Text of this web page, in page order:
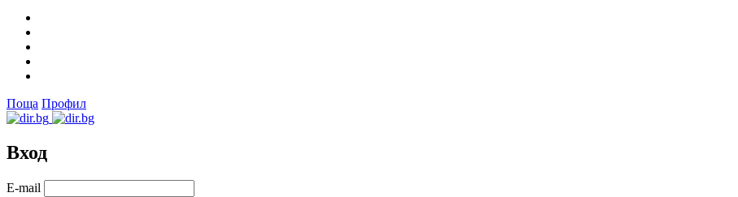
Поща Профил
Вход
Е-mail